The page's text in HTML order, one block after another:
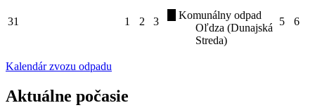
31 1 2 3
Komunálny odpad
Oľdza (Dunajská
Streda)
5 6
Kalendár zvozu odpadu
Aktuálne počasie